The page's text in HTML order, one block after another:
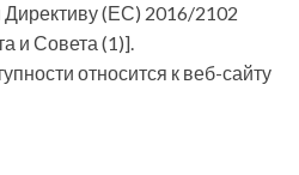
(ЕС) 2016/2102
и Совета (1)].
относится к веб-сайту